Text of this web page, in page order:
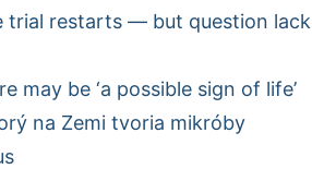
trial restarts — but question
may be ‘a possible sign of life’
na Zemi tvoria mikróby